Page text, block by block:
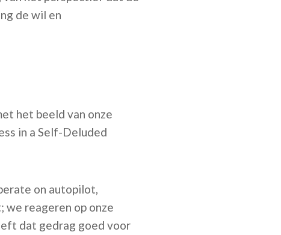
de wil en
het beeld van onze
in a Self-Deluded
on autopilot,
we reageren op onze
dat gedrag goed voor